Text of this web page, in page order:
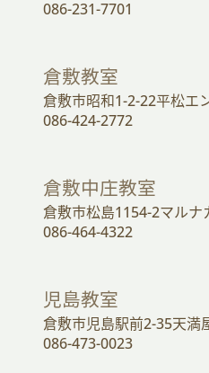
086-231-7701
倉敷教室
倉敷市昭和1-2-22平松エ
086-424-2772
倉敷中庄教室
倉敷市松島1154-2マルナ
086-464-4322
児島教室
倉敷市児島駅前2-35天満
086-473-0023